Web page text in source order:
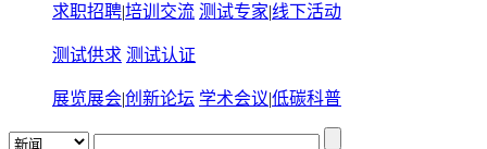
求职招聘|培训交流 测试专家|线下活动
测试供求 测试认证
展览展会|创新论坛 学术会议|低碳科普